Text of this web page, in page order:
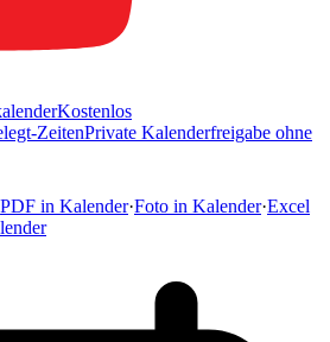
Kostenlos
ZeitenPrivate Kalenderfreigabe ohne
PDF in Kalender·Foto in Kalender·Excel